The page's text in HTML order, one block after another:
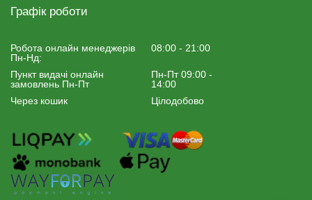
Графік роботи
Робота онлайн менеджерiв
Пн-Нд:
08:00 - 21:00
Пункт видачі онлайн
замовлень Пн-Пт
Пн-Пт 09:00 -
14:00
Через кошик
Цілодобово